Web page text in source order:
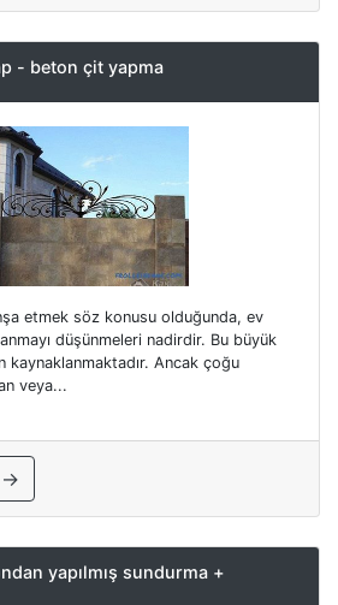
- beton çit yapma
etmek söz konusu olduğunda, ev
düşünmeleri nadirdir. Bu büyük
kaynaklanmaktadır. Ancak çoğu
veya...
→
yapılmış sundurma +